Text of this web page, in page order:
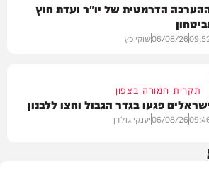
הדרמטית של יו"ר ועדת חוץ
06/08/26שוקי כץ
תקרית חמורה בצפון
פגעו בגדר הגבול וחצו ללבנון
06/08/26יענקי גולדן